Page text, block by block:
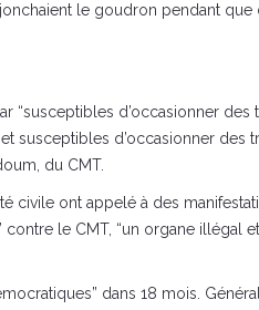
le goudron pendant
“susceptibles d’occasionner
susceptibles d’occasionner
du CMT.
civile ont appelé à des
le CMT, “un organe
dans 18 mois.